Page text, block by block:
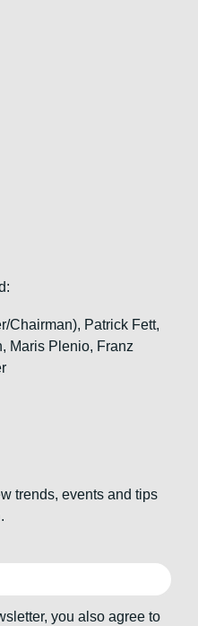
Chairman), Patrick Fett,
Maris Plenio, Franz
trends, events and tips
you also agree to